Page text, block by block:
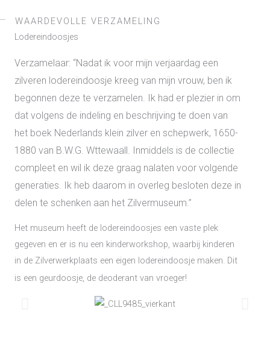
WAARDEVOLLE VERZAMELING
Lodereindoosjes
Verzamelaar: “Nadat ik voor mijn verjaardag een
zilveren lodereindoosje kreeg van mijn vrouw, ben ik
begonnen deze te verzamelen. Ik had er plezier in om
dat volgens de indeling en beschrijving te doen van
het boek Nederlands klein zilver en schepwerk, 1650-
1880 van B.W.G. Wttewaall. Inmiddels is de collectie
compleet en wil ik deze graag nalaten voor volgende
generaties. Ik heb daarom in overleg besloten deze in
delen te schenken aan het Zilvermuseum.”
Het museum heeft de lodereindoosjes een vaste plek
gegeven en er is nu een kinderworkshop, waarbij kinderen
in de Zilverwerkplaats een eigen lodereindoosje maken. Dit
is een geurdoosje, de deoderant van vroeger!